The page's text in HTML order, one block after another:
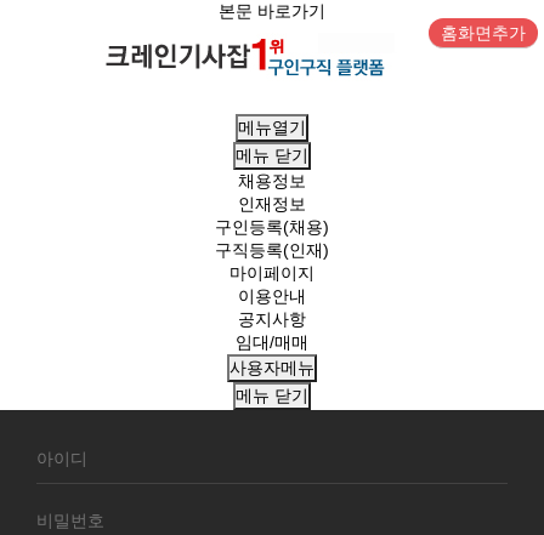
본문 바로가기
홈화면추가
메뉴열기
메뉴 닫기
채용정보
인재정보
구인등록(채용)
구직등록(인재)
마이페이지
이용안내
공지사항
임대/매매
사용자메뉴
메뉴 닫기
원
그